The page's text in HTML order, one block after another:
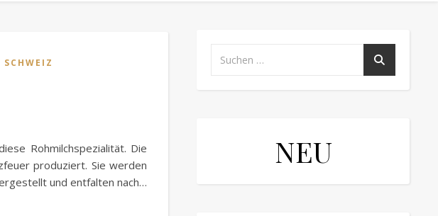
SCHWEIZ
Rohmilchspezialität. Die
produziert. Sie werden
und entfalten nach…
NEU